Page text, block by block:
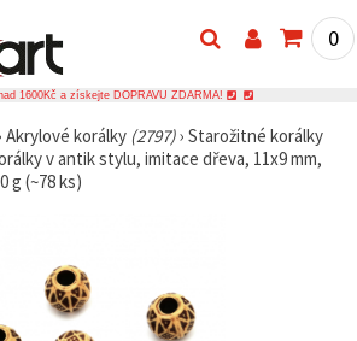
0
1600Kč a získejte DOPRAVU ZDARMA!
Akrylové korálky (2797)› Starožitné korálky
v antik stylu, imitace dřeva, 11x9 mm,
g (~78 ks)